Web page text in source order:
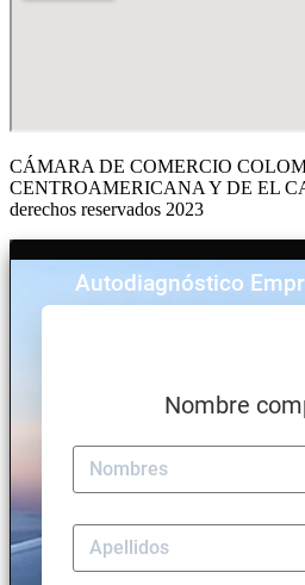
CÁMARA DE COMERCIO
CENTROAMERICANA Y DE EL
derechos reservados 2023